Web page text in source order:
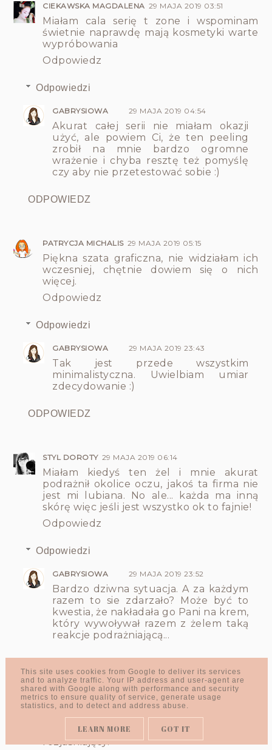
CIEKAWSKA MAGDALENA 29 MAJA 2019 03:51
Miałam cala serię t zone i wspominam
świetnie naprawdę mają kosmetyki warte
wypróbowania
Odpowiedz
Odpowiedzi
GABRYSIOWA 29 MAJA 2019 04:54
Akurat całej serii nie miałam okazji
użyć, ale powiem Ci, że ten peeling
zrobił na mnie bardzo ogromne
wrażenie i chyba resztę też pomyślę
czy aby nie przetestować sobie :)
ODPOWIEDZ
PATRYCJA MICHALIS 29 MAJA 2019 05:15
Piękna szata graficzna, nie widziałam ich
wczesniej, chętnie dowiem się o nich
więcej.
Odpowiedz
Odpowiedzi
GABRYSIOWA 29 MAJA 2019 23:43
Tak jest przede wszystkim
minimalistyczna. Uwielbiam umiar
zdecydowanie :)
ODPOWIEDZ
STYL DOROTY 29 MAJA 2019 06:14
Miałam kiedyś ten żel i mnie akurat
podrażnił okolice oczu, jakoś ta firma nie
jest mi lubiana. No ale... każda ma inną
skórę więc jeśli jest wszystko ok to fajnie!
Odpowiedz
Odpowiedzi
GABRYSIOWA 29 MAJA 2019 23:52
Bardzo dziwna sytuacja. A za każdym
razem to sie zdarzało? Może być to
kwestia, że nakładała go Pani na krem,
który wywoływał razem z żelem taką
reakcje podrażniającą...
WIOLA Z BLOGA MAM NA TO PLAN 29 MAJA 2019
Lubię tę markę, szczególnie krem
rozjaśniający.
This site uses cookies from Google to deliver its services
and to analyze traffic. Your IP address and user-agent are
shared with Google along with performance and security
metrics to ensure quality of service, generate usage
statistics, and to detect and address abuse.
LEARN MORE GOT IT